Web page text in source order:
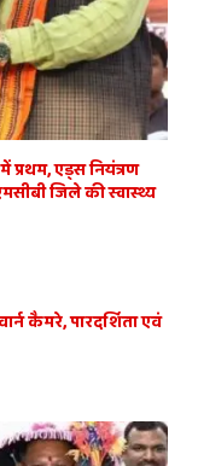
प्रथम, एड्स नियंत्रण
जिले की स्वास्थ्य
कैमरे, पारदर्शिता एवं